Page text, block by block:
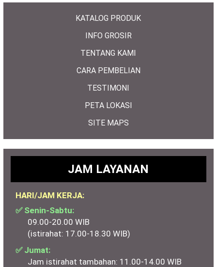
KATALOG PRODUK
INFO GROSIR
TENTANG KAMI
CARA PEMBELIAN
TESTIMONI
PETA LOKASI
SITE MAPS
JAM LAYANAN
HARI/JAM KERJA:
✅ Senin-Sabtu:
09.00-20.00 WIB
(istirahat: 17.00-18.30 WIB)
✅ Jumat:
Jam istirahat tambahan: 11.00-14.00 WIB